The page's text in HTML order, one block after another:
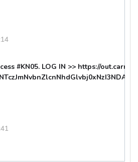
#KN05. LOG IN >> https://